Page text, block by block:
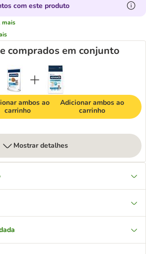
com este produto
mais
comprados em conjunto
ambos ao
carrinho
Adicionar ambos ao
carrinho
Mostrar detalhes